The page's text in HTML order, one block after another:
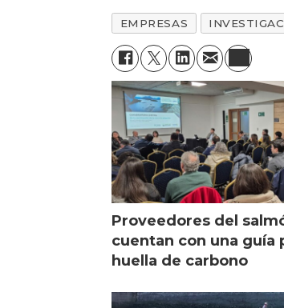
EMPRESAS
Proveedores del
cuentan con una guía
huella de carbono